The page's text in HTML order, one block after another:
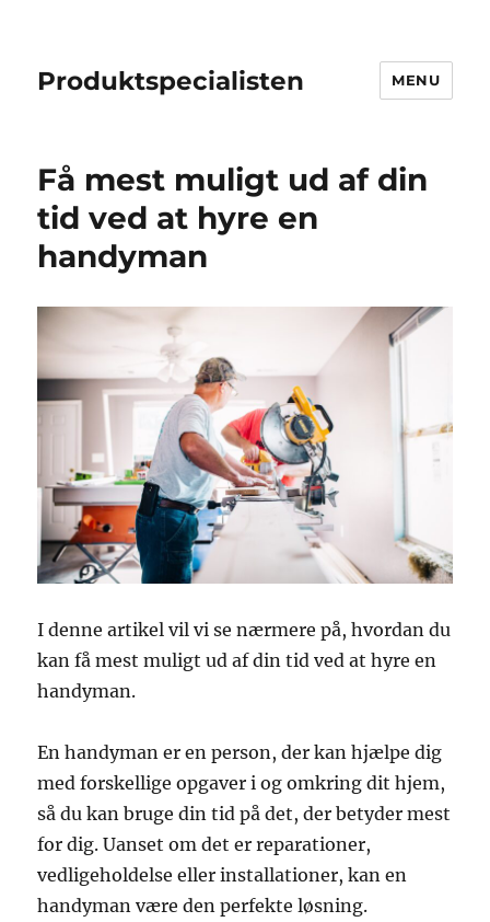
Produktspecialisten MENU
Få mest muligt ud af din
tid ved at hyre en
handyman
I denne artikel vil vi se nærmere på, hvordan du
kan få mest muligt ud af din tid ved at hyre en
handyman.
En handyman er en person, der kan hjælpe dig
med forskellige opgaver i og omkring dit hjem,
så du kan bruge din tid på det, der betyder mest
for dig. Uanset om det er reparationer,
vedligeholdelse eller installationer, kan en
handyman være den perfekte løsning.